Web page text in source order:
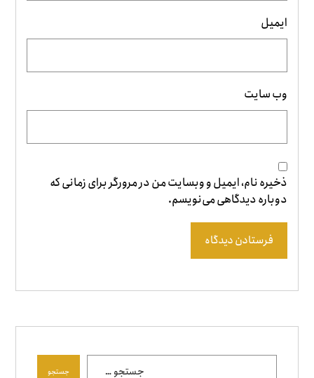
ایمیل
وب‌ سایت
ذخیره نام، ایمیل و وبسایت من در مرورگر برای زمانی که
دوباره دیدگاهی می‌نویسم.
فرستادن دیدگاه
جستجو